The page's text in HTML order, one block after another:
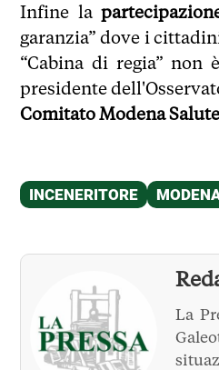
Infine la
garanzia” dove i
“Cabina di regia”
presidente
Comitato Modena
La